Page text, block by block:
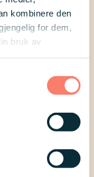
kombinere den
for dem,
bruk av
passer
å gjøre
og